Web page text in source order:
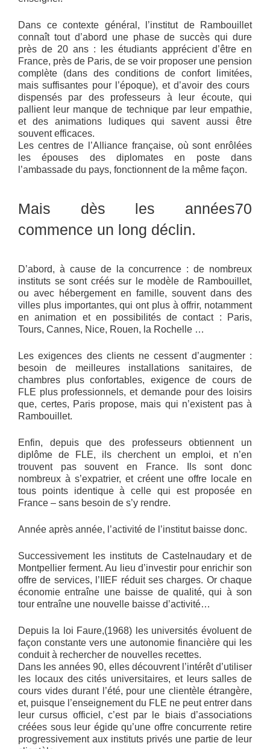
Dans ce contexte général, l’institut de Rambouillet
connaît tout d’abord une phase de succès qui dure
près de 20 ans : les étudiants apprécient d’être en
France, près de Paris, de se voir proposer une pension
complète (dans des conditions de confort limitées,
mais suffisantes pour l’époque), et d’avoir des cours
dispensés par des professeurs à leur écoute, qui
pallient leur manque de technique par leur empathie,
et des animations ludiques qui savent aussi être
souvent efficaces.
Les centres de l’Alliance française, où sont enrôlées
les épouses des diplomates en poste dans
l’ambassade du pays, fonctionnent de la même façon.
Mais dès les années70
commence un long déclin.
D’abord, à cause de la concurrence : de nombreux
instituts se sont créés sur le modèle de Rambouillet,
ou avec hébergement en famille, souvent dans des
villes plus importantes, qui ont plus à offrir, notamment
en animation et en possibilités de contact : Paris,
Tours, Cannes, Nice, Rouen, la Rochelle …
Les exigences des clients ne cessent d’augmenter :
besoin de meilleures installations sanitaires, de
chambres plus confortables, exigence de cours de
FLE plus professionnels, et demande pour des loisirs
que, certes, Paris propose, mais qui n’existent pas à
Rambouillet.
Enfin, depuis que des professeurs obtiennent un
diplôme de FLE, ils cherchent un emploi, et n’en
trouvent pas souvent en France. Ils sont donc
nombreux à s’expatrier, et créent une offre locale en
tous points identique à celle qui est proposée en
France – sans besoin de s’y rendre.
Année après année, l’activité de l’institut baisse donc.
Successivement les instituts de Castelnaudary et de
Montpellier ferment. Au lieu d’investir pour enrichir son
offre de services, l’IIEF réduit ses charges. Or chaque
économie entraîne une baisse de qualité, qui à son
tour entraîne une nouvelle baisse d’activité…
Depuis la loi Faure,(1968) les universités évoluent de
façon constante vers une autonomie financière qui les
conduit à rechercher de nouvelles recettes.
Dans les années 90, elles découvrent l’intérêt d’utiliser
les locaux des cités universitaires, et leurs salles de
cours vides durant l’été, pour une clientèle étrangère,
et, puisque l’enseignement du FLE ne peut entrer dans
leur cursus officiel, c’est par le biais d’associations
créées sous leur égide qu’une offre concurrente retire
progressivement aux instituts privés une partie de leur